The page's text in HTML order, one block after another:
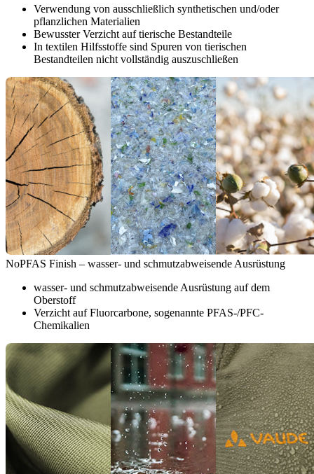
Verwendung von ausschließlich synthetischen und/oder
pflanzlichen Materialien
Bewusster Verzicht auf tierische Bestandteile
In textilen Hilfsstoffe sind Spuren von tierischen
Bestandteilen nicht vollständig auszuschließen
NoPFAS Finish – wasser- und schmutzabweisende Ausrüstung
wasser- und schmutzabweisende Ausrüstung auf dem
Oberstoff
Verzicht auf Fluorcarbone, sogenannte PFAS-/PFC-
Chemikalien